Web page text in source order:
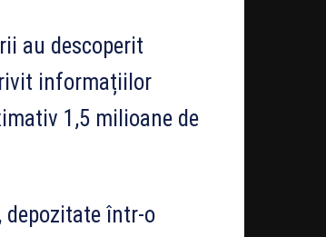
au descoperit
informațiilor
1,5 milioane de
depozitate într-o